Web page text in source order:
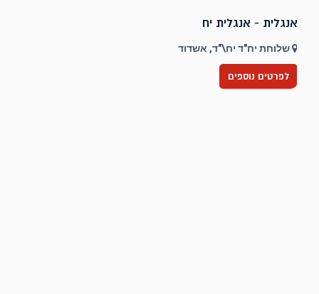
אנגלית - אנגלית יח
שלוחת יח"ד יח\"ד, אשדוד
לפרטים נוספים